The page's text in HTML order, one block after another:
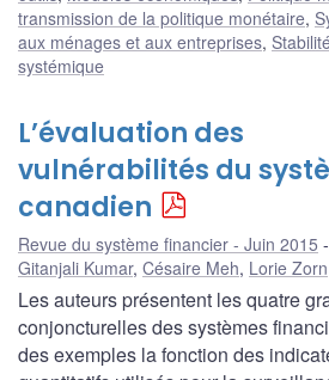
transmission de la politique monétaire,
aux ménages et aux entreprises,
systémique
L’évaluation des
vulnérabilités du
canadien
Revue du système financier - Juin 2015
Gitanjali Kumar, Césaire Meh, Lorie Zorn
Les auteurs présentent les quatre
conjoncturelles des systèmes
des exemples la fonction des